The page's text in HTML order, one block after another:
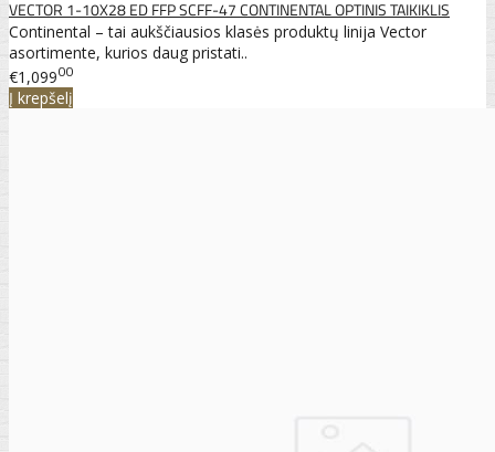
VECTOR 1-10X28 ED FFP SCFF-47 CONTINENTAL OPTINIS TAIKIKLIS
Continental – tai aukščiausios klasės produktų linija Vector
asortimente, kurios daug pristati..
€1,09900
Į krepšelį